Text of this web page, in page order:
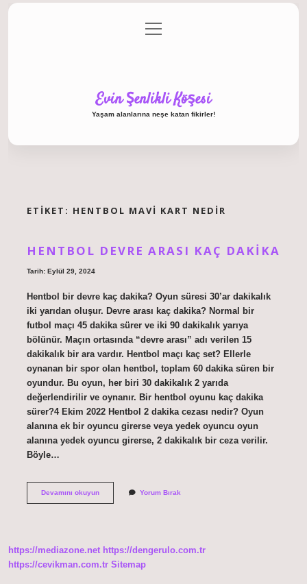
Gizlilik Politikası
menüyü
aç
Evin Şenlikli Köşesi
Yaşam alanlarına neşe katan fikirler!
ETIKET: HENTBOL MAVI KART NEDIR
HENTBOL DEVRE ARASI KAÇ DAKIKA
Tarih: Eylül 29, 2024
Hentbol bir devre kaç dakika? Oyun süresi 30’ar dakikalık
iki yarıdan oluşur. Devre arası kaç dakika? Normal bir
futbol maçı 45 dakika sürer ve iki 90 dakikalık yarıya
bölünür. Maçın ortasında “devre arası” adı verilen 15
dakikalık bir ara vardır. Hentbol maçı kaç set? Ellerle
oynanan bir spor olan hentbol, ​​toplam 60 dakika süren bir
oyundur. Bu oyun, her biri 30 dakikalık 2 yarıda
değerlendirilir ve oynanır. Bir hentbol oyunu kaç dakika
sürer?4 Ekim 2022 Hentbol 2 dakika cezası nedir? Oyun
alanına ek bir oyuncu girerse veya yedek oyuncu oyun
alanına yedek oyuncu girerse, 2 dakikalık bir ceza verilir.
Böyle…
Devamını okuyunHentbol
Yorum Bırak
https://mediazone.net https://dengerulo.com.tr
https://cevikman.com.tr Sitemap